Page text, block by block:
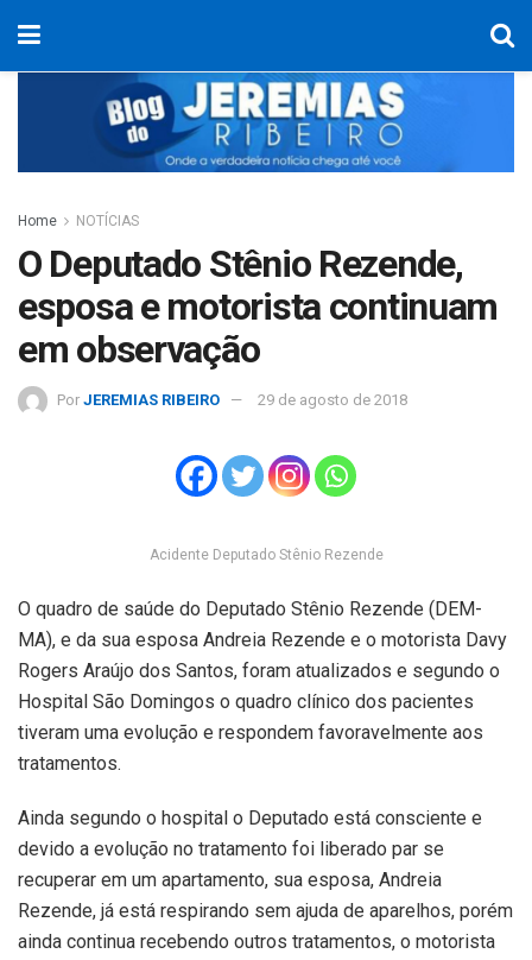
Home NOTÍCIAS
O Deputado Stênio Rezende,
esposa e motorista continuam
em observação
Por JEREMIAS RIBEIRO 29 de agosto de 2018
Acidente Deputado Stênio Rezende
O quadro de saúde do Deputado Stênio Rezende (DEM-
MA), e da sua esposa Andreia Rezende e o motorista Davy
Rogers Araújo dos Santos, foram atualizados e segundo o
Hospital São Domingos o quadro clínico dos pacientes
tiveram uma evolução e respondem favoravelmente aos
tratamentos.
Ainda segundo o hospital o Deputado está consciente e
devido a evolução no tratamento foi liberado par se
recuperar em um apartamento, sua esposa, Andreia
Rezende, já está respirando sem ajuda de aparelhos, porém
ainda continua recebendo outros tratamentos, o motorista